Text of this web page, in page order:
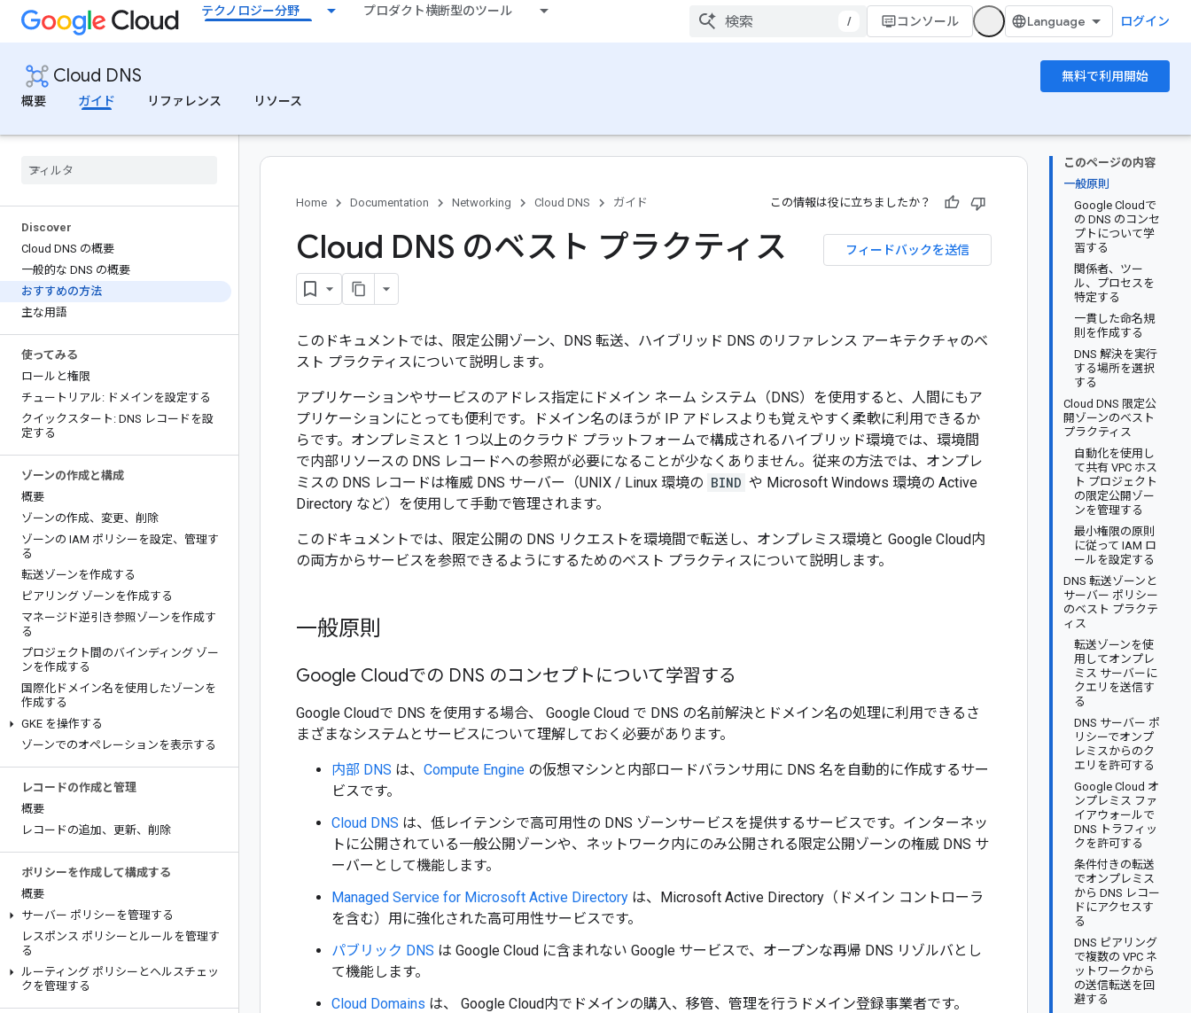
テクノロジー分野 プロダクト横断型のツール
/ コンソール ログイン
Cloud DNS
無料で利用開始
概要
ガイド リファレンス リソース
Discover
Cloud DNS の概要
一般的な DNS の概要
おすすめの方法
主な用語
使ってみる
ロールと権限
チュートリアル: ドメインを設定する
クイックスタート: DNS レコードを設
定する
ゾーンの作成と構成
概要
ゾーンの作成、変更、削除
ゾーンの IAM ポリシーを設定、管理す
る
転送ゾーンを作成する
ピアリング ゾーンを作成する
マネージド逆引き参照ゾーンを作成す
る
プロジェクト間のバインディング ゾー
ンを作成する
国際化ドメイン名を使用したゾーンを
作成する
GKE を操作する
ゾーンでのオペレーションを表示する
レコードの作成と管理
概要
レコードの追加、更新、削除
ポリシーを作成して構成する
概要
サーバー ポリシーを管理する
レスポンス ポリシーとルールを管理す
る
ルーティング ポリシーとヘルスチェッ
クを管理する
このページの内容
一般原則
Google Cloudで
の DNS のコンセ
プトについて学
習する
関係者、ツー
ル、プロセスを
特定する
一貫した命名規
則を作成する
DNS 解決を実行
する場所を選択
する
Cloud DNS 限定公
開ゾーンのベスト
プラクティス
自動化を使用し
て共有 VPC ホス
ト プロジェクト
の限定公開ゾー
ンを管理する
最小権限の原則
に従って IAM ロ
ールを設定する
DNS 転送ゾーンと
サーバー ポリシー
のベスト プラクテ
ィス
転送ゾーンを使
用してオンプレ
ミス サーバーに
クエリを送信す
る
DNS サーバー ポ
リシーでオンプ
レミスからのク
エリを許可する
Google Cloud オ
ンプレミス ファ
イアウォールで
DNS トラフィッ
クを許可する
条件付きの転送
でオンプレミス
から DNS レコー
ドにアクセスす
る
DNS ピアリング
で複数の VPC ネ
ットワークから
の送信転送を回
避する
Home Documentation Networking Cloud DNS ガイド この情報は役に立ちましたか？
フィードバックを送信
Cloud DNS のベスト プラクティス
このドキュメントでは、限定公開ゾーン、DNS 転送、ハイブリッド DNS のリファレンス アーキテクチャのベ
スト プラクティスについて説明します。
アプリケーションやサービスのアドレス指定にドメイン ネーム システム（DNS）を使用すると、人間にもア
プリケーションにとっても便利です。ドメイン名のほうが IP アドレスよりも覚えやすく柔軟に利用できるか
らです。オンプレミスと 1 つ以上のクラウド プラットフォームで構成されるハイブリッド環境では、環境間
で内部リソースの DNS レコードへの参照が必要になることが少なくありません。従来の方法では、オンプレ
ミスの DNS レコードは権威 DNS サーバー（UNIX / Linux 環境の BIND や Microsoft Windows 環境の Active
Directory など）を使用して手動で管理されます。
このドキュメントでは、限定公開の DNS リクエストを環境間で転送し、オンプレミス環境と Google Cloud内
の両方からサービスを参照できるようにするためのベスト プラクティスについて説明します。
一般原則
Google Cloudでの DNS のコンセプトについて学習する
Google Cloudで DNS を使用する場合、 Google Cloud で DNS の名前解決とドメイン名の処理に利用できるさ
まざまなシステムとサービスについて理解しておく必要があります。
内部 DNS は、 Compute Engine の仮想マシンと内部ロードバランサ用に DNS 名を自動的に作成するサー
ビスです。
Cloud DNS は、低レイテンシで高可用性の DNS ゾーンサービスを提供するサービスです。インターネッ
トに公開されている一般公開ゾーンや、ネットワーク内にのみ公開される限定公開ゾーンの権威 DNS サ
ーバーとして機能します。
Managed Service for Microsoft Active Directory は、Microsoft Active Directory（ドメイン コントローラ
を含む）用に強化された高可用性サービスです。
パブリック DNS は Google Cloud に含まれない Google サービスで、オープンな再帰 DNS リゾルバとし
て機能します。
Cloud Domains は、 Google Cloud内でドメインの購入、移管、管理を行うドメイン登録事業者です。